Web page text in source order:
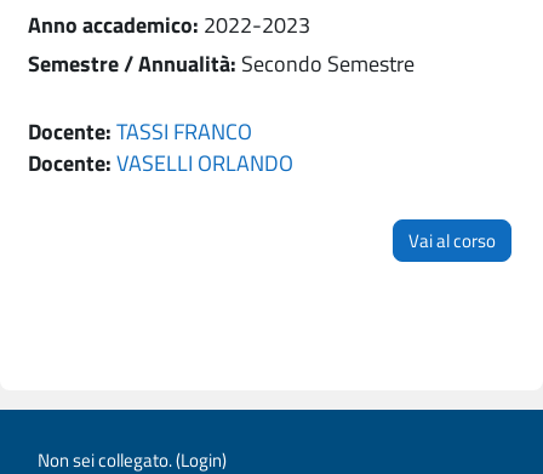
Anno accademico: 2022-2023
Semestre / Annualità: Secondo Semestre
Docente:TASSI FRANCO
Docente:VASELLI ORLANDO
Vai al corso
Non sei collegato. (Login)